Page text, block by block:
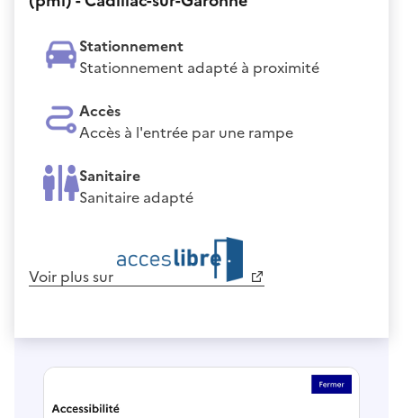
Stationnement
Stationnement adapté à proximité
Accès
Accès à l'entrée par une rampe
Sanitaire
Sanitaire adapté
Voir plus sur